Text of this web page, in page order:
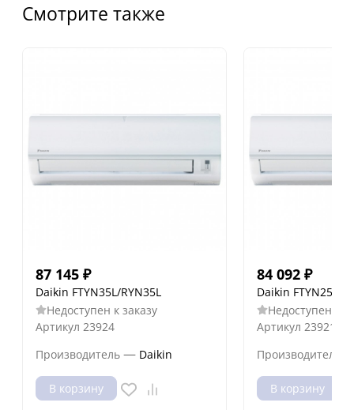
Смотрите также
87 145 ₽
Daikin FTYN35L/RYN35L
Недоступен к заказу
Артикул 23924
Производитель — Daikin
В корзину
84 092 ₽
Daikin FTYN25L/
Недоступен к
Артикул 23921
Производитель
В корзину